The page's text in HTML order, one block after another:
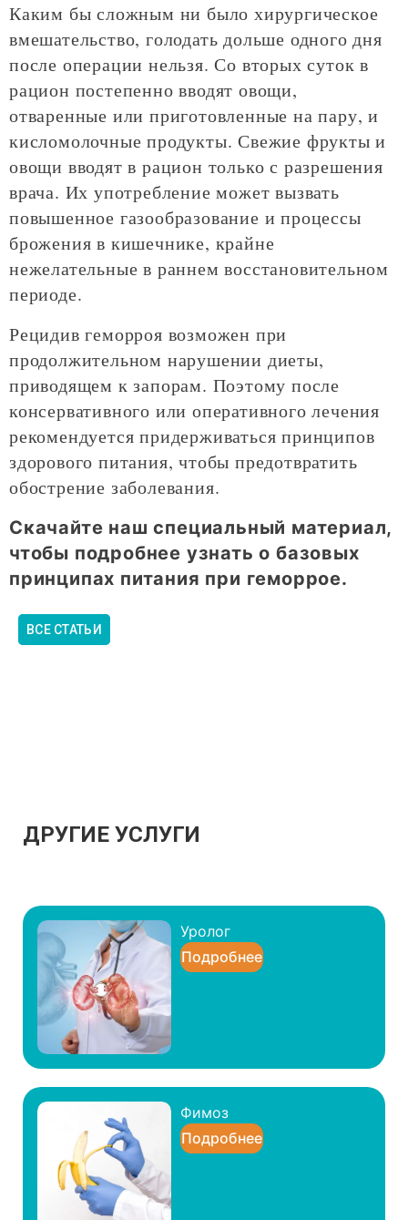
Каким бы сложным ни было хирургическое
вмешательство, голодать дольше одного дня
после операции нельзя. Со вторых суток в
рацион постепенно вводят овощи,
отваренные или приготовленные на пару, и
кисломолочные продукты. Свежие фрукты и
овощи вводят в рацион только с разрешения
врача. Их употребление может вызвать
повышенное газообразование и процессы
брожения в кишечнике, крайне
нежелательные в раннем восстановительном
периоде.
Рецидив геморроя возможен при
продолжительном нарушении диеты,
приводящем к запорам. Поэтому после
консервативного или оперативного лечения
рекомендуется придерживаться принципов
здорового питания, чтобы предотвратить
обострение заболевания.
Скачайте наш специальный материал,
чтобы подробнее узнать о базовых
принципах питания при геморрое.
ВСЕ СТАТЬИ
ДРУГИЕ УСЛУГИ
Уролог
Подробнее
Фимоз
Подробнее